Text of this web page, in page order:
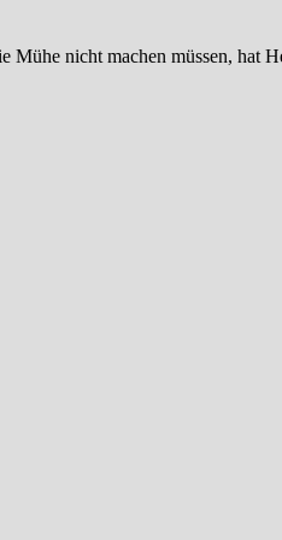
Mühe nicht machen müssen, hat